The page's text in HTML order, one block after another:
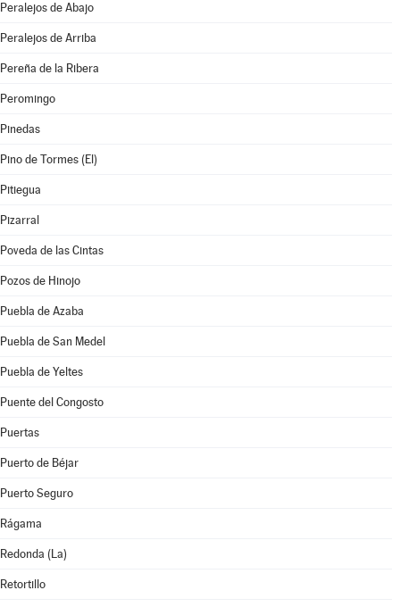
Peralejos de Abajo
Peralejos de Arriba
Pereña de la Ribera
Peromingo
Pinedas
Pino de Tormes (El)
Pitiegua
Pizarral
Poveda de las Cintas
Pozos de Hinojo
Puebla de Azaba
Puebla de San Medel
Puebla de Yeltes
Puente del Congosto
Puertas
Puerto de Béjar
Puerto Seguro
Rágama
Redonda (La)
Retortillo